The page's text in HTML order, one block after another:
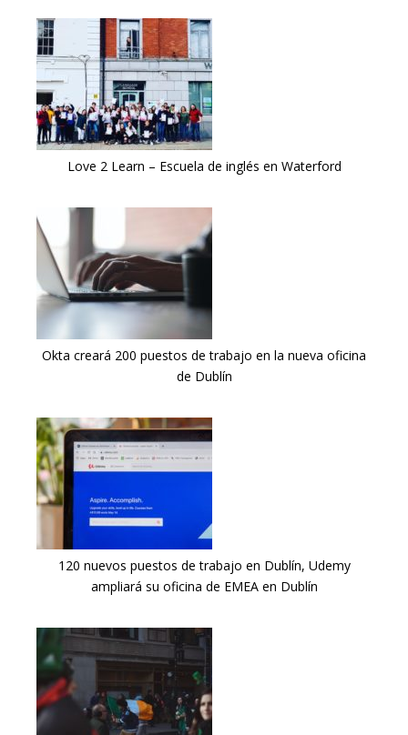
Love 2 Learn – Escuela de inglés en Waterford
Okta creará 200 puestos de trabajo en la nueva oficina
de Dublín
120 nuevos puestos de trabajo en Dublín, Udemy
ampliará su oficina de EMEA en Dublín